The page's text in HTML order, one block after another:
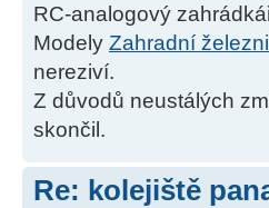
RC-analogový
Modely Zahradní
nereziví.
Z důvodů neustálých
skončil.
Re: kolejiště